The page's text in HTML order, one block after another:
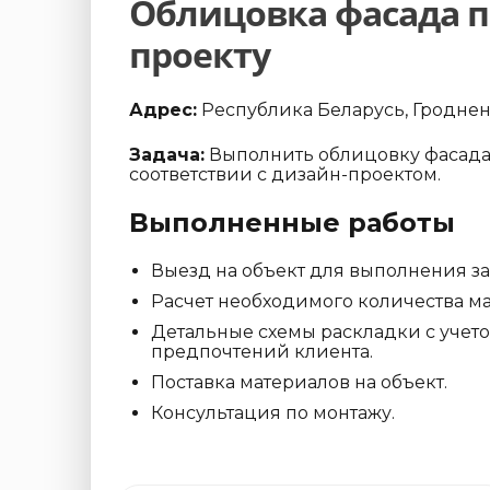
Облицовка фасада
проекту
Адрес: Республика Беларусь,
Задача: Выполнить облицовку
соответствии с дизайн-проектом.
Выполненные работы
Выезд на объект для выполнения
Расчет необходимого количества
Детальные схемы раскладки с
предпочтений клиента.
Поставка материалов на объект.
Консультация по монтажу.